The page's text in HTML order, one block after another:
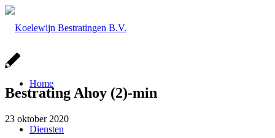
Home
Diensten
Bestrating Ahoy (2)-min
23 oktober 2020